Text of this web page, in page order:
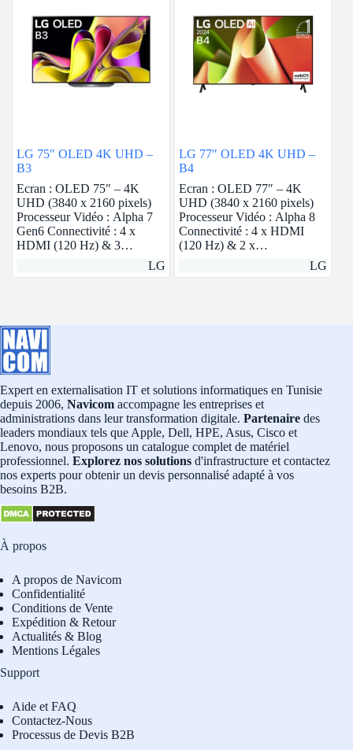
LG 75″ OLED 4K UHD –
B3
Ecran : OLED 75″ – 4K
UHD (3840 x 2160 pixels)
Processeur Vidéo : Alpha 7
Gen6 Connectivité : 4 x
HDMI (120 Hz) & 3…
LG
LG 77″ OLED 4K UHD –
B4
Ecran : OLED 77″ – 4K
UHD (3840 x 2160 pixels)
Processeur Vidéo : Alpha 8
Connectivité : 4 x HDMI
(120 Hz) & 2 x…
LG
Expert en externalisation IT et solutions informatiques en Tunisie
depuis 2006, Navicom accompagne les entreprises et
administrations dans leur transformation digitale. Partenaire des
leaders mondiaux tels que Apple, Dell, HPE, Asus, Cisco et
Lenovo, nous proposons un catalogue complet de matériel
professionnel. Explorez nos solutions d'infrastructure et contactez
nos experts pour obtenir un devis personnalisé adapté à vos
besoins B2B.
À propos
A propos de Navicom
Confidentialité
Conditions de Vente
Expédition & Retour
Actualités & Blog
Mentions Légales
Support
Aide et FAQ
Contactez-Nous
Processus de Devis B2B